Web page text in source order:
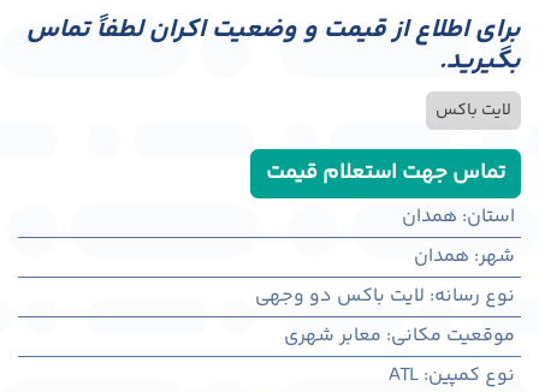
برای اطلاع از قیمت و وضعیت اکران لطفاً تماس
بگیرید.
لایت باکس
تماس جهت استعلام قیمت
استان: همدان
شهر: همدان
نوع رسانه: لایت باکس دو وجهی
موقعیت مکانی: معابر شهری
نوع کمپین:
ATL